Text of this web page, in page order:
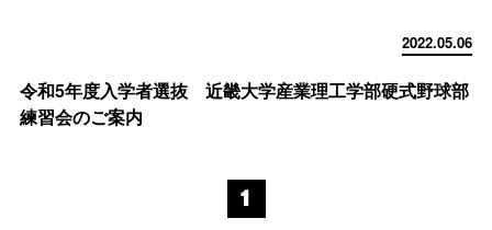
2022.05.06
令和5年度入学者選抜 近畿大学産業理工学部硬式野球部
練習会のご案内
1